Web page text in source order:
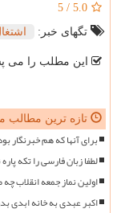
5.0
/
5
تگهای خبر:
این مطلب را می
تازه ترین مطالب
برای آنها که هم خبرنگار
لطفا زبان فارسی را تکه
اولین نماز جمعه انقلاب
اکبر عبدی به خانه ابدی